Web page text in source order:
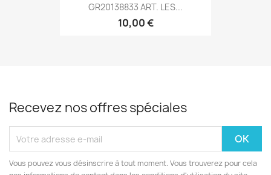
GR20138833 ART. LES...
10,00 €
Recevez nos offres spéciales
Vous pouvez vous désinscrire à tout moment. Vous trouverez pour cela